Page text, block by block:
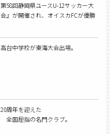
第58回静岡県ユースU-12サッカー大
会』が開催され、オイスカFCが優勝
高台中学校が東海大会出場。
20周年を迎えた
全国屈指の名門クラブ。